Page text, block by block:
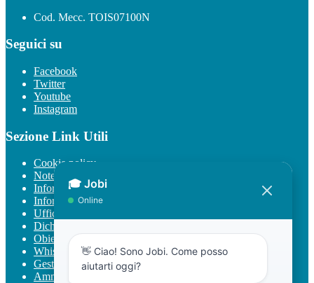
Cod. Mecc. TOIS07100N
Seguici su
Facebook
Twitter
Youtube
Instagram
Sezione Link Utili
Cookie policy
Note legali
Informativa Privacy
Informativa Privacy chatbot Jobi
Ufficio Relazioni con il Pubblico
Dichiarazione di accessibilità
Obiettivi di accessibilità
Whistleblowing
Gestione consensi cookie
Amministrazione trasparente